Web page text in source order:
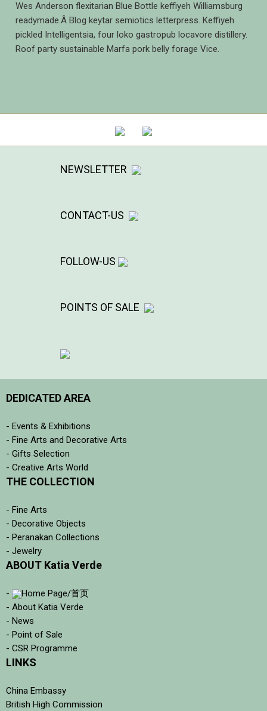
Wes Anderson flexitarian Blue Bottle keffiyeh Williamsburg
readymade.Â Blog keytar semiotics letterpress. Keffiyeh
pickled Intelligentsia, four loko gastropub locavore distillery.
Roof party sustainable Marfa pork belly forage Vice.
NEWSLETTER
CONTACT-US
FOLLOW-US
POINTS OF SALE
DEDICATED AREA
- Events & Exhibitions
- Fine Arts and Decorative Arts
- Gifts Selection
- Creative Arts World
THE COLLECTION
- Fine Arts
- Decorative Objects
- Peranakan Collections
- Jewelry
ABOUT Katia Verde
-
Home Page/首页
- About Katia Verde
- News
- Point of Sale
- CSR Programme
LINKS
China Embassy
British High Commission